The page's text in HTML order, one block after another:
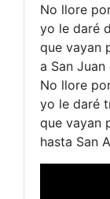
No llore
yo le daré
que vayan
a San Juan
No llore
yo le daré
que vayan
hasta San